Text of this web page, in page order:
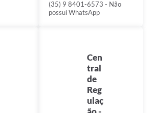
(35) 9 8401-6573 - Não
possui WhatsApp
Cen
tral
de
Reg
ulaç